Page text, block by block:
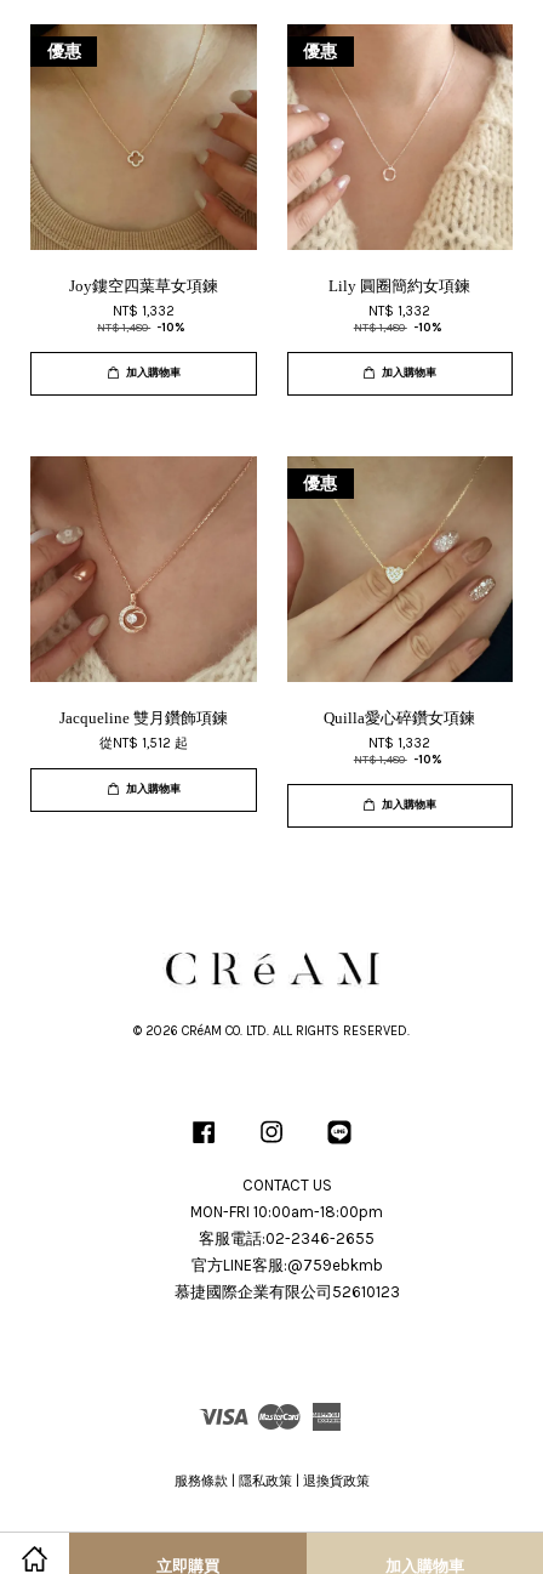
立即購買 加入購物車
優惠
Joy鏤空四葉草女項鍊
NT$ 1,332
NT$ 1,480 -10%
加入購物車
優惠
Lily 圓圈簡約女項鍊
NT$ 1,332
NT$ 1,480 -10%
加入購物車
Jacqueline 雙月鑽飾項鍊
從NT$ 1,512 起
加入購物車
優惠
Quilla愛心碎鑽女項鍊
NT$ 1,332
NT$ 1,480 -10%
加入購物車
© 2026 CRéAM CO. LTD. ALL RIGHTS RESERVED.
Facebook Instagram
CONTACT US
MON-FRI 10:00am-18:00pm
客服電話:02-2346-2655
官方LINE客服:@759ebkmb
慕捷國際企業有限公司52610123
Visa Master
服務條款 隱私政策| 退換貨政策